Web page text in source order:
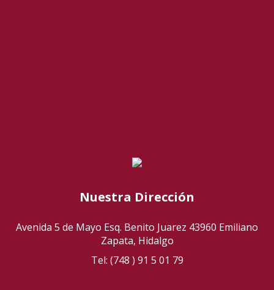
Nuestra Dirección
Avenida 5 de Mayo Esq. Benito Juarez 43960 Emiliano
Zapata, Hidalgo
Tel: (748 ) 91 5 01 79